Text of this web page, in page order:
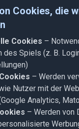
Cookies, die
Cookies –
des Spiels (z. B.
– Werden
Nutzer mit der
Analytics,
– Werden von